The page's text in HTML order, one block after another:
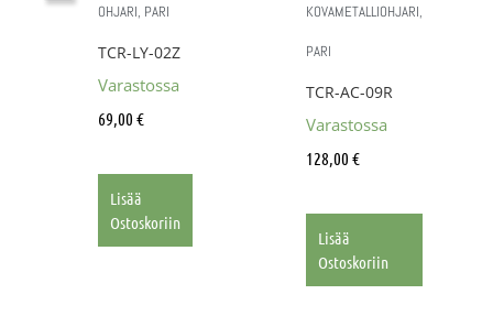
OHJARI, PARI
TCR-LY-02Z
Varastossa
69,00 €
Lisää
Ostoskoriin
KOVAMETALLIOHJARI,
PARI
TCR-AC-09R
Varastossa
128,00 €
Lisää
Ostoskoriin